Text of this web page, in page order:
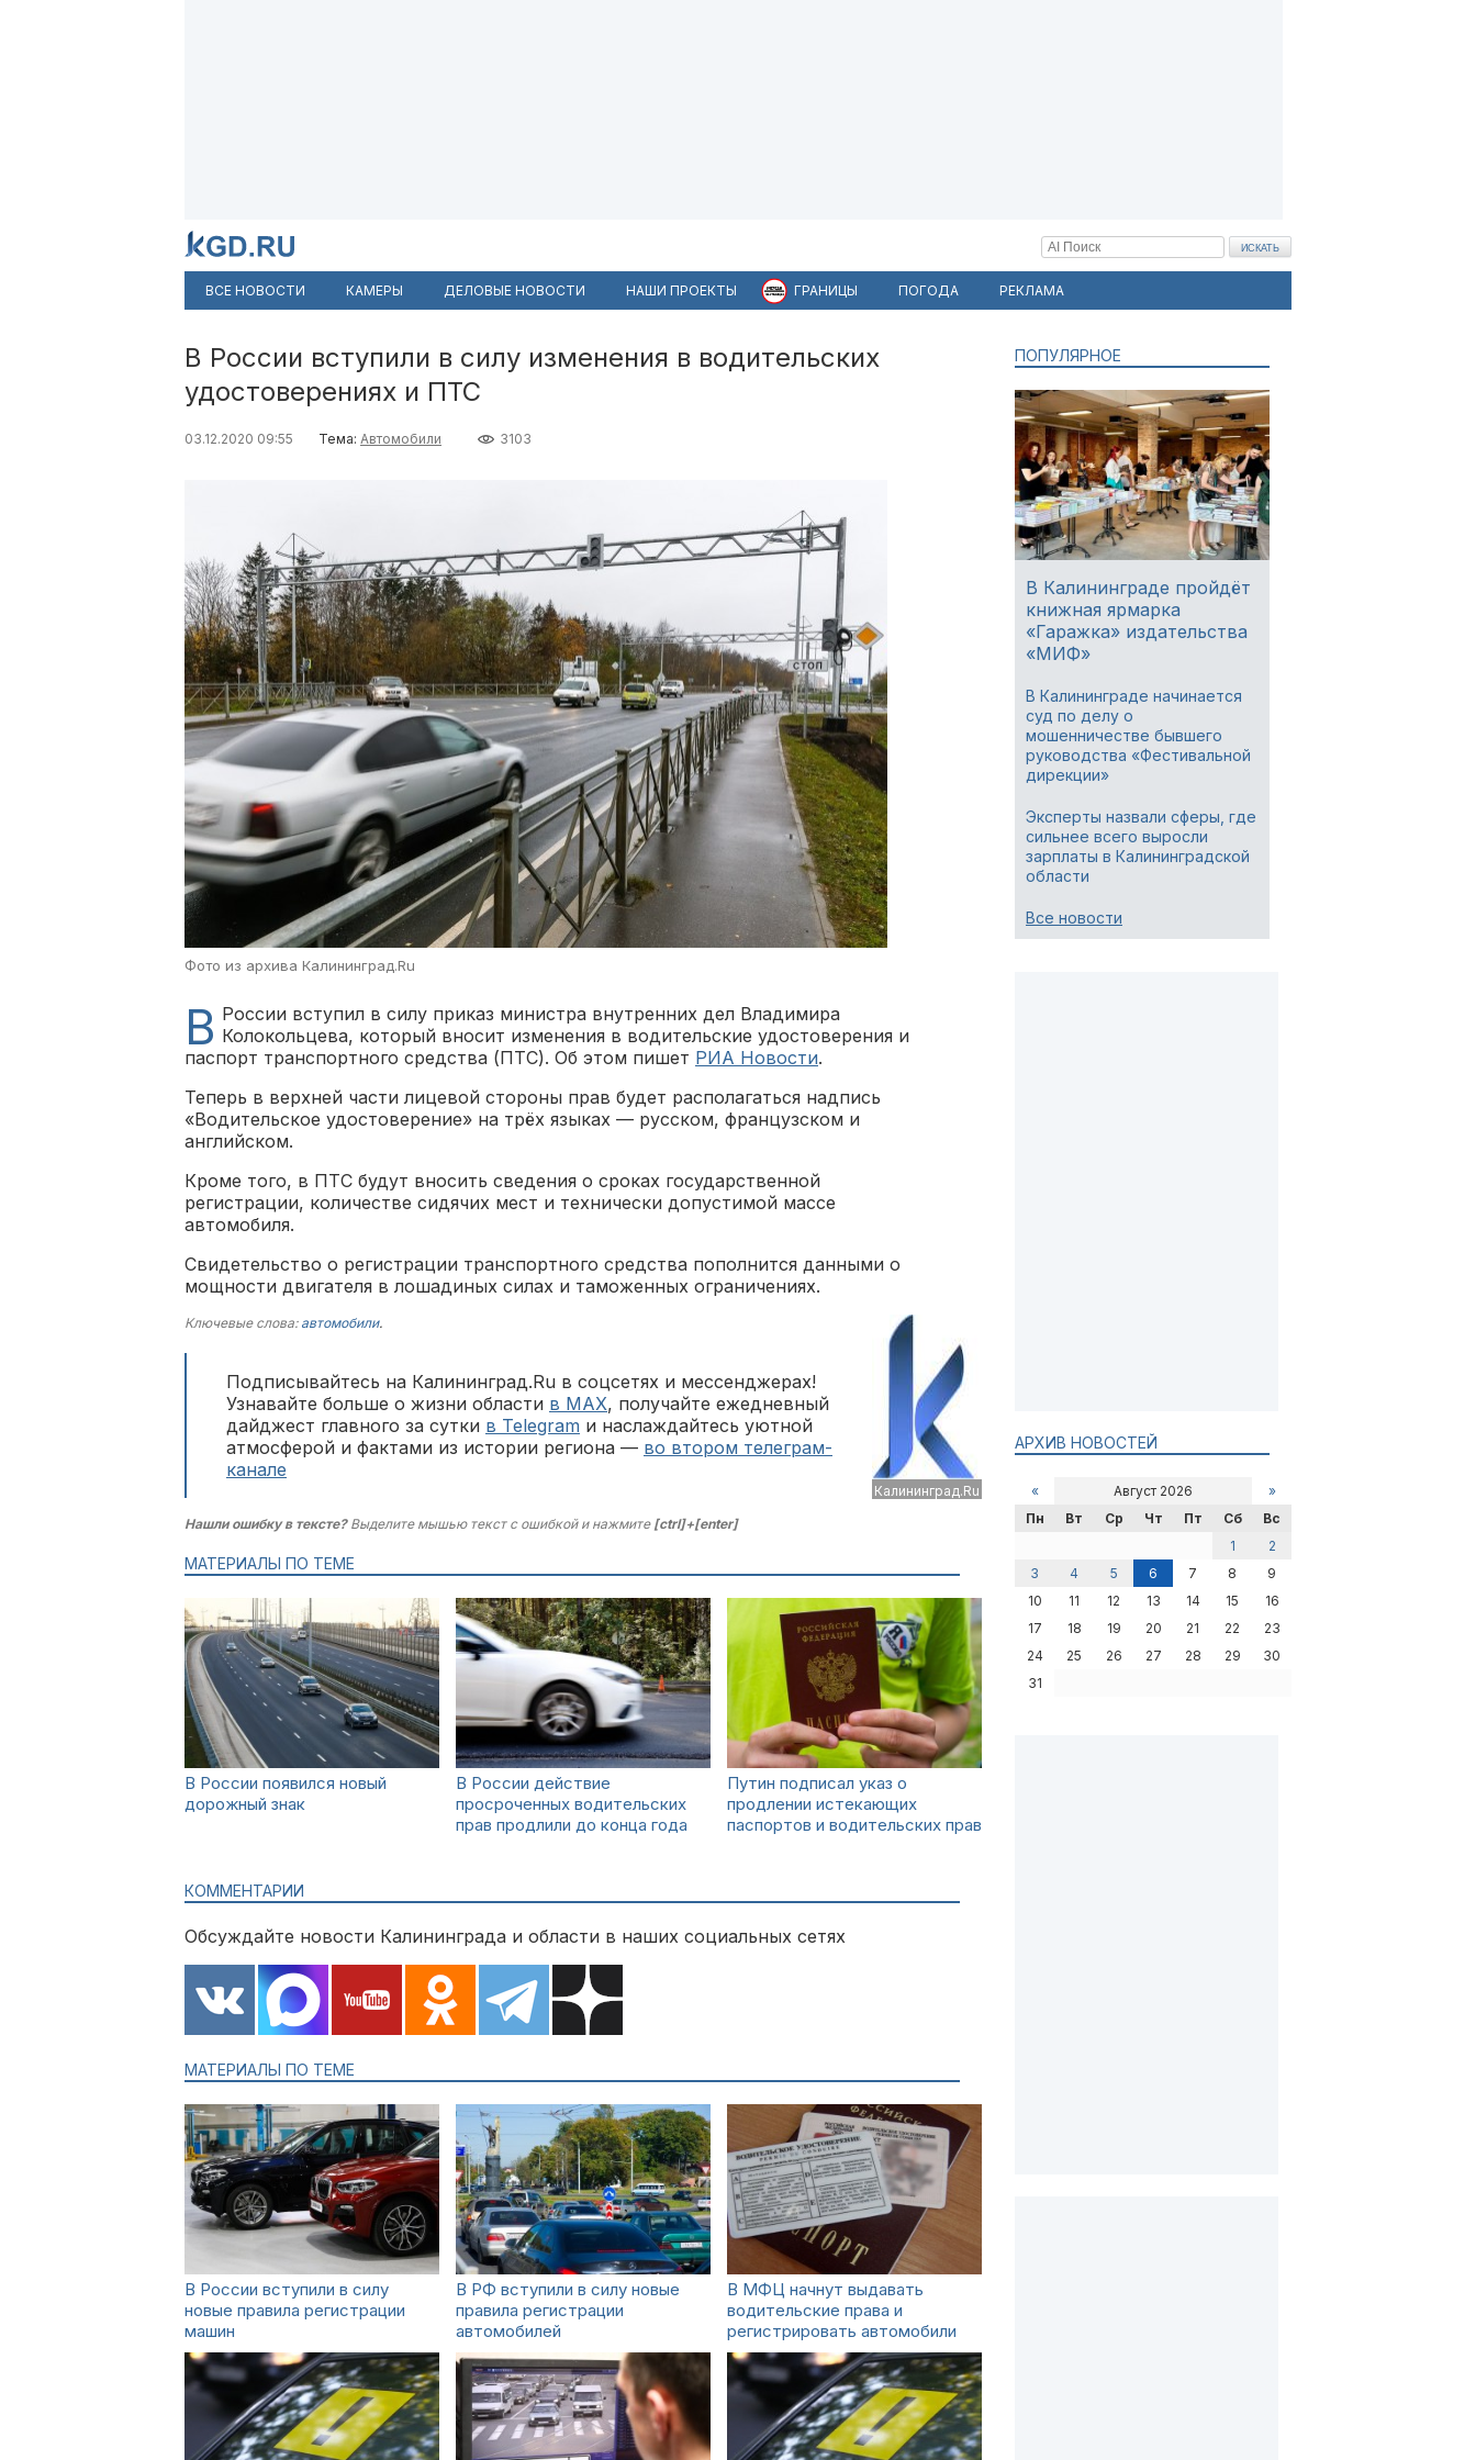
ВСЕ НОВОСТИ КАМЕРЫ ДЕЛОВЫЕ НОВОСТИ НАШИ ПРОЕКТЫ ГРАНИЦЫ ПОГОДА РЕКЛАМА
В России вступили в силу изменения в водительских
удостоверениях и ПТС
03.12.2020 09:55 Тема: Автомобили 3103
Фото из архива Калининград.Ru
В России вступил в силу приказ министра внутренних дел Владимира
Колокольцева, который вносит изменения в водительские удостоверения и
паспорт транспортного средства (ПТС). Об этом пишет РИА Новости.
Теперь в верхней части лицевой стороны прав будет располагаться надпись
«Водительское удостоверение» на трёх языках — русском, французском и
английском.
Кроме того, в ПТС будут вносить сведения о сроках государственной
регистрации, количестве сидячих мест и технически допустимой массе
автомобиля.
Свидетельство о регистрации транспортного средства пополнится данными о
мощности двигателя в лошадиных силах и таможенных ограничениях.
Калининград.Ru
Ключевые слова: автомобили.
Подписывайтесь на Калининград.Ru в соцсетях и мессенджерах!
Узнавайте больше о жизни области в MAX, получайте ежедневный
дайджест главного за сутки в Telegram и наслаждайтесь уютной
атмосферой и фактами из истории региона — во втором телеграм-
канале
Нашли ошибку в тексте?Выделите мышью текст с ошибкой и нажмите [ctrl]+[enter]
МАТЕРИАЛЫ ПО ТЕМЕ
В России появился новый
дорожный знак
В России действие
просроченных водительских
прав продлили до конца года
Путин подписал указ о
продлении истекающих
паспортов и водительских прав
КОММЕНТАРИИ
Обсуждайте новости Калининграда и области в наших социальных сетях
МАТЕРИАЛЫ ПО ТЕМЕ
В России вступили в силу
новые правила регистрации
машин
В РФ вступили в силу новые
правила регистрации
автомобилей
В МФЦ начнут выдавать
водительские права и
регистрировать автомобили
ПОПУЛЯРНОЕ
В Калининграде пройдёт
книжная ярмарка
«Гаражка» издательства
«МИФ»
В Калининграде начинается
суд по делу о
мошенничестве бывшего
руководства «Фестивальной
дирекции»
Эксперты назвали сферы, где
сильнее всего выросли
зарплаты в Калининградской
области
Все новости
АРХИВ НОВОСТЕЙ
« Август 2026
»
Пн
Вт Ср Чт Пт Сб
Вс
1
2
3
4 5 6 7 8
9
10
11 12 13 14 15
16
17
18 19 20 21 22
23
24
25 26 27 28 29
30
31